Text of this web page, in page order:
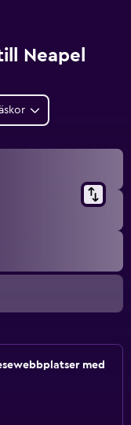
Neapel
med